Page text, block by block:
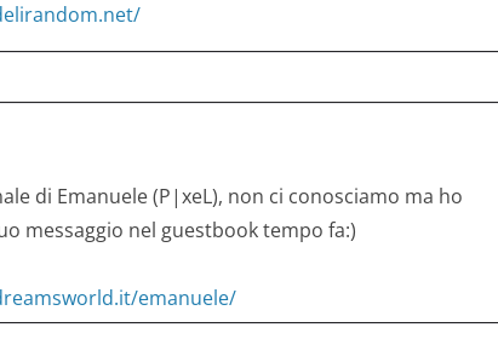
di Emanuele (P|xeL), non ci conosciamo ma ho
messaggio nel guestbook tempo fa:)
emanuele/